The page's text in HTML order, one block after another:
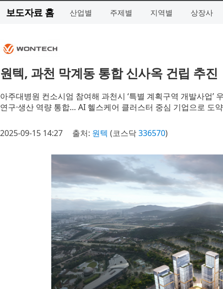
보도자료 홈 산업별 주제별 지역별 상장사
원텍, 과천 막계동 통합 신사옥 건립 추진
아주대병원 컨소시엄 참여해 과천시 ‘특별 계획구역 개발사업’
연구·생산 역량 통합… AI 헬스케어 클러스터 중심 기업으로 도약
2025-09-15 14:27 출처: 원텍 (코스닥336570)